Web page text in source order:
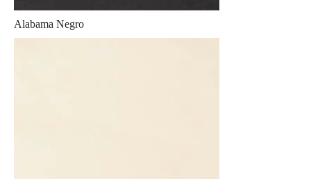
Alabama Negro